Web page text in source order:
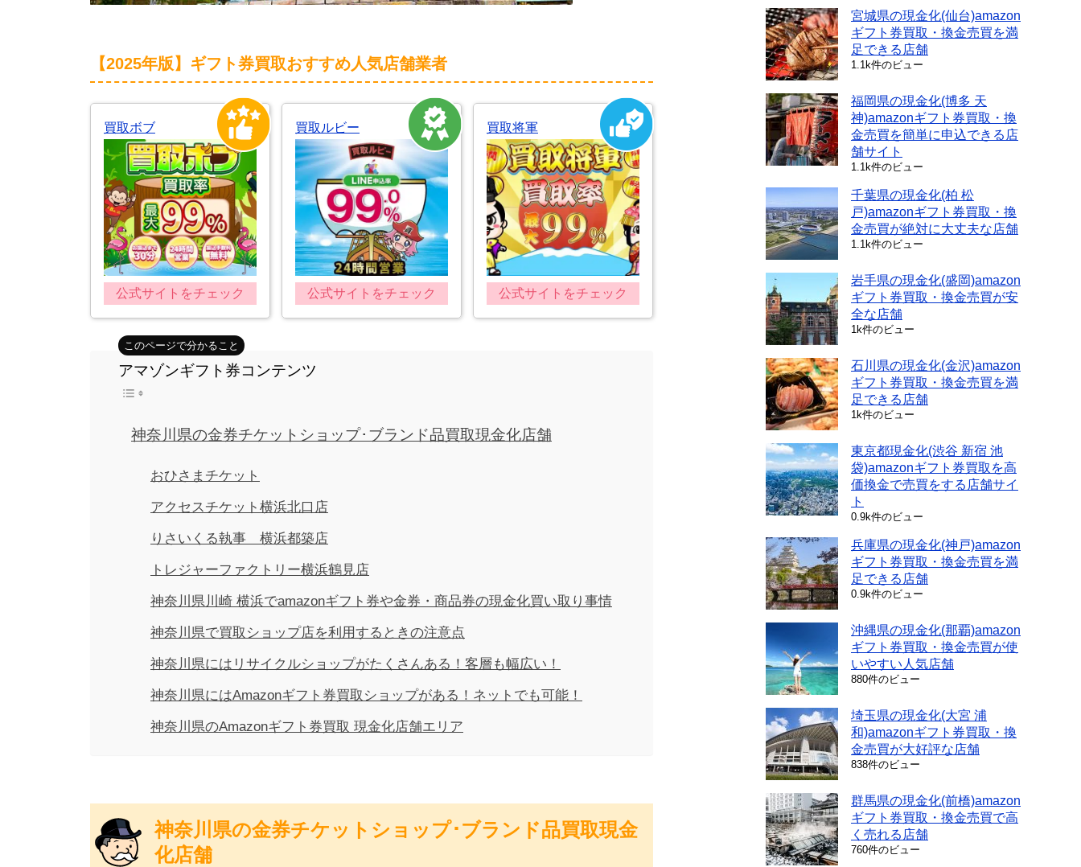
【2025年版】ギフト券買取おすすめ人気店舗業者
買取ボブ
公式サイトをチェック
買取ルビー
公式サイトをチェック
買取将軍
公式サイトをチェック
アマゾンギフト券コンテンツ
神奈川県の金券チケットショップ･ブランド品買取現金化店舗
おひさまチケット
アクセスチケット横浜北口店
りさいくる執事 横浜都築店
トレジャーファクトリー横浜鶴見店
神奈川県川崎 横浜でamazonギフト券や金券・商品券の現金化買い取り事情
神奈川県で買取ショップ店を利用するときの注意点
神奈川県にはリサイクルショップがたくさんある！客層も幅広い！
神奈川県にはAmazonギフト券買取ショップがある！ネットでも可能！
神奈川県のAmazonギフト券買取 現金化店舗エリア
神奈川県の金券チケットショップ･ブランド品買取現金
化店舗
宮城県の現金化(仙台)amazon
ギフト券買取・換金売買を満
足できる店舗
1.1k件のビュー
福岡県の現金化(博多 天
神)amazonギフト券買取・換
金売買を簡単に申込できる店
舗サイト
1.1k件のビュー
千葉県の現金化(柏 松
戸)amazonギフト券買取・換
金売買が絶対に大丈夫な店舗
1.1k件のビュー
岩手県の現金化(盛岡)amazon
ギフト券買取・換金売買が安
全な店舗
1k件のビュー
石川県の現金化(金沢)amazon
ギフト券買取・換金売買を満
足できる店舗
1k件のビュー
東京都現金化(渋谷 新宿 池
袋)amazonギフト券買取を高
価換金で売買をする店舗サイ
ト
0.9k件のビュー
兵庫県の現金化(神戸)amazon
ギフト券買取・換金売買を満
足できる店舗
0.9k件のビュー
沖縄県の現金化(那覇)amazon
ギフト券買取・換金売買が使
いやすい人気店舗
880件のビュー
埼玉県の現金化(大宮 浦
和)amazonギフト券買取・換
金売買が大好評な店舗
838件のビュー
群馬県の現金化(前橋)amazon
ギフト券買取・換金売買で高
く売れる店舗
760件のビュー